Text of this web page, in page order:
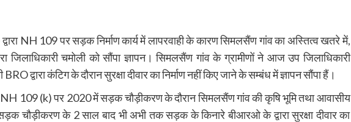
NH 109 पर सड़क निर्माण कार्य में लापरवाही के कारण सिमलसैंण गांव का अस्तित्व खतरे में,
जिलाधिकारी चमोली को सौंपा ज्ञापन। सिमलसैंण गांव के ग्रामीणों ने आज उप जिलाधिकारी
द्वारा कंटिग के दौरान सुरक्षा दीवार का निर्माण नहीं किए जाने के सम्बंध में ज्ञापन सौंपा हैं।
NH 109 (k) पर 2020 में सड़क चौड़ीकरण के दौरान सिमलसैंण गांव की कृषि भूमि तथा आवासीय
चौड़ीकरण के 2 साल बाद भी अभी तक सड़क के किनारे बीआरओ के द्वारा सुरक्षा दीवार का